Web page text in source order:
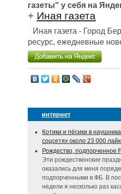
газеты" у себя на
+ Иная газета
Иная газета - Город
ресурс, ежедневные
интернет
Котики и пёсики в
соцсетях около 23 000
Рождество, подпорченное
Эти рождественские
оказались для меня
подпорченными в ФБ. В
недели я несколько раз